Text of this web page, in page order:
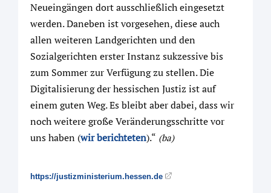
Neueingängen dort ausschließlich eingesetzt
werden. Daneben ist vorgesehen, diese auch
allen weiteren Landgerichten und den
Sozialgerichten erster Instanz sukzessive bis
zum Sommer zur Verfügung zu stellen. Die
Digitalisierung der hessischen Justiz ist auf
einem guten Weg. Es bleibt aber dabei, dass wir
noch weitere große Veränderungsschritte vor
uns haben (wir berichteten).“ (ba)
https://justizministerium.hessen.de